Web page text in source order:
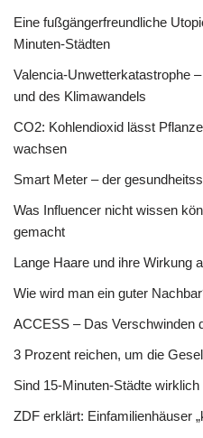
Eine fußgängerfreundliche
Minuten-Städten
Valencia-Unwetterkatastrophe
und des Klimawandels
CO2: Kohlendioxid lässt
wachsen
Smart Meter – der
Was Influencer nicht wissen
gemacht
Lange Haare und ihre Wirkung
Wie wird man ein guter
ACCESS – Das Verschwinden
3 Prozent reichen, um die
Sind 15-Minuten-Städte
ZDF erklärt: Einfamilienhäuser